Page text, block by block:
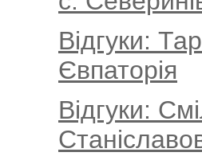
Відгуки:
Євпаторія
Відгуки: